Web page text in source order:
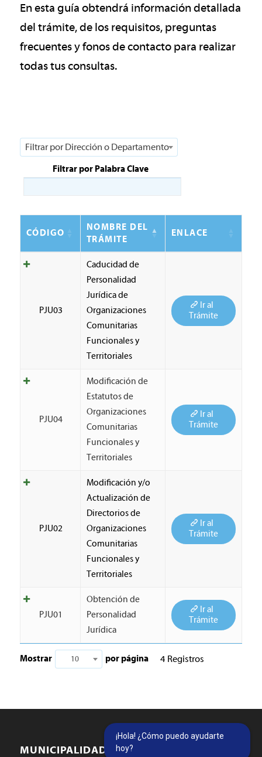
En esta guía obtendrá información detallada
del trámite, de los requisitos, preguntas
frecuentes y fonos de contacto para realizar
todas tus consultas.
Filtrar por Dirección o Departamento
Filtrar por Palabra Clave
CÓDIGO
NOMBRE DEL
TRÁMITE
ENLACE
PJU03
Caducidad de
Personalidad
Jurídica de
Organizaciones
Comunitarias
Funcionales y
Territoriales
Ir al
Trámite
PJU04
Modificación de
Estatutos de
Organizaciones
Comunitarias
Funcionales y
Territoriales
Ir al
Trámite
PJU02
Modificación y/o
Actualización de
Directorios de
Organizaciones
Comunitarias
Funcionales y
Territoriales
Ir al
Trámite
PJU01
Obtención de
Personalidad
Jurídica
Ir al
Trámite
Mostrar 10 por página 4 Registros
MUNICIPALIDAD DE TEMUCO
¡Hola! ¿Cómo puedo ayudarte
hoy?